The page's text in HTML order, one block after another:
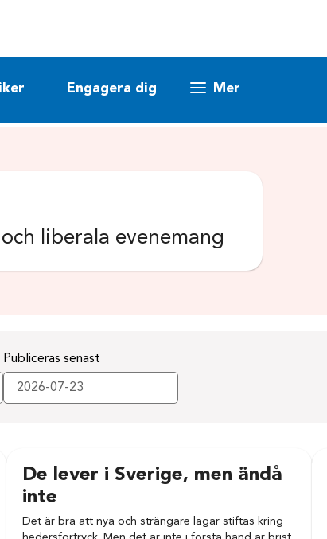
Engagera dig Mer
liberala evenemang
Publiceras senast
De lever i Sverige, men ändå
inte
Det är bra att nya och strängare lagar stiftas kring